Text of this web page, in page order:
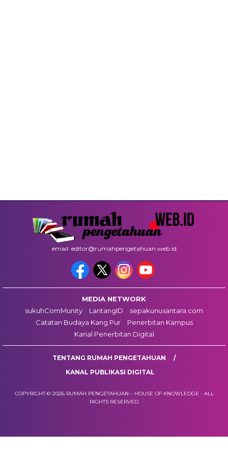
email: editor@rumahpengetahuan.web.id
MEDIA NETWORK
sukuhComMunity
LantangID
sepakunusantara.com
Catatan Budaya Kang Pur
Penerbitan Kampus
Kanal Penerbitan Digital
TENTANG RUMAH PENGETAHUAN
KANAL PUBLIKASI DIGITAL
COPYRIGHT © 2026 RUMAH PENGETAHUAN – HOUSE OF KNOWLEDGE - ALL
RIGHTS RESERVED